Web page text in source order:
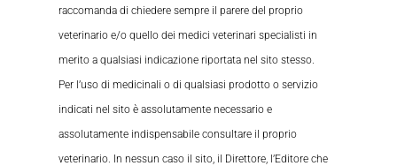
raccomanda di chiedere sempre il parere del proprio
veterinario e/o quello dei medici veterinari specialisti in
merito a qualsiasi indicazione riportata nel sito stesso.
Per l’uso di medicinali o di qualsiasi prodotto o servizio
indicati nel sito è assolutamente necessario e
assolutamente indispensabile consultare il proprio
veterinario. In nessun caso il sito, il Direttore, l’Editore che